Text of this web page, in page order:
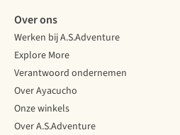
Over ons
Werken bij A.S.Adventure
Explore More
Verantwoord ondernemen
Over Ayacucho
Onze winkels
Over A.S.Adventure